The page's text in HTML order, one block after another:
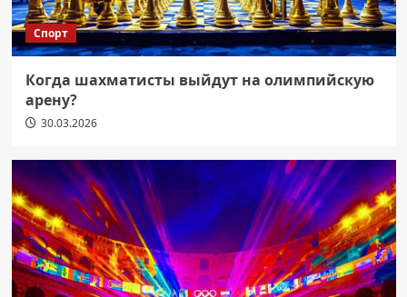
Спорт
Когда шахматисты выйдут на олимпийскую
арену?
30.03.2026